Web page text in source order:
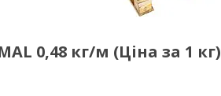
0,48 кг/м (Ціна за 1 кг)